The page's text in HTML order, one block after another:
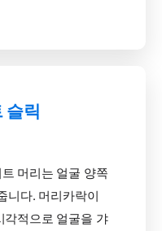
슬릭
머리는 얼굴 양쪽
니다. 머리카락이
각적으로 얼굴을 갸